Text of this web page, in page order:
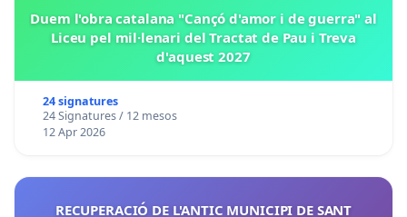
Duem l'obra catalana "Cançó d'amor i de guerra" al
Liceu pel mil·lenari del Tractat de Pau i Treva
d'aquest 2027
24 signatures
24 Signatures / 12 mesos
12 Apr 2026
RECUPERACIÓ DE L'ANTIC MUNICIPI DE SANT